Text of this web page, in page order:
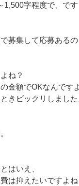
1,500字程度で、です
募集して応募あるの
ね？
金額でOKなんですよ
きビックリしました
はいえ、
は抑えたいですよね